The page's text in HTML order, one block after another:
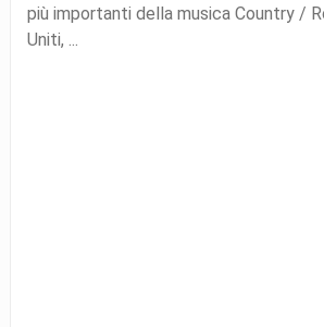
più importanti della musica Country /
Uniti, ...